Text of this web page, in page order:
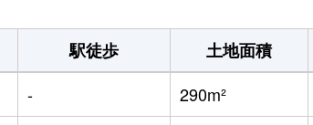
駅徒歩 土地面積
- 290m²